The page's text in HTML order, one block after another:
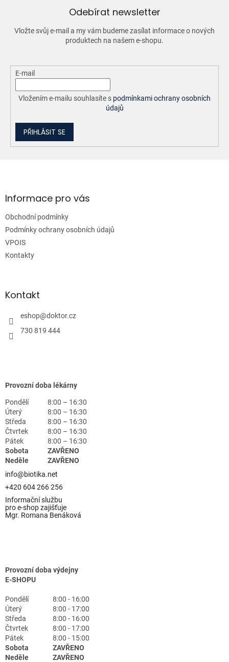
í
p
r
v
k
v
i
s
u
Odebírat newsletter
Vložte svůj e-mail a my vám budeme zasílat informace o nových
produktech na našem e-shopu.
E-mail
Vložením e-mailu souhlasíte s podmínkami ochrany osobních
údajů
PŘIHLÁSIT SE
aInformace pro vás
Obchodní podmínky
Podmínky ochrany osobních údajů
VPOIS
Kontakty
Kontakt
eshop@doktor.cz
730 819 444
Provozní doba lékárny
Pondělí
8:00 – 16:30
Úterý
8:00 – 16:30
Středa
8:00 – 16:30
Čtvrtek
8:00 – 16:30
Pátek
8:00 – 16:30
Sobota
ZAVŘENO
Neděle
ZAVŘENO
info@biotika.net
+420 604 266 256
Informační službu
pro e-shop zajišťuje
Mgr. Romana Benáková
Provozní doba výdejny
E-SHOPU
Pondělí
8:00 - 16:00
Úterý
8:00 - 17:00
Středa
8:00 - 16:00
Čtvrtek
8:00 - 17:00
Pátek
8:00 - 15:00
Sobota
ZAVŘENO
Neděle
ZAVŘENO